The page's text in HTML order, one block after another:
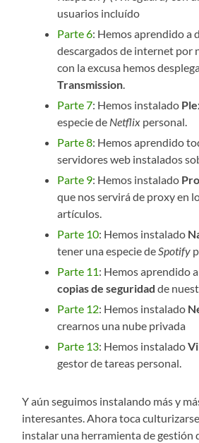
usuarios incluído
Parte 6: Hemos aprendido a
descargados de internet por
con la excusa hemos
Transmission.
Parte 7: Hemos instalado
especie de Netflix personal.
Parte 8: Hemos aprendido
servidores web instalados
Parte 9: Hemos instalado
que nos servirá de proxy en
artículos.
Parte 10: Hemos instalado
tener una especie deSpotify
Parte 11: Hemos aprendido
copias de seguridad de
Parte 12: Hemos instalado
crearnos una nube privada
Parte 13: Hemos instalado
gestor de tareas personal.
Y aún seguimos instalando más y
interesantes. Ahora toca
instalar una herramienta de gestión